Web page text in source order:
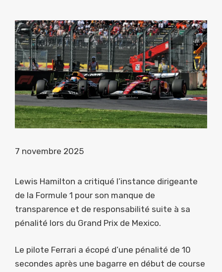
7 novembre 2025
Lewis Hamilton a critiqué l’instance dirigeante
de la Formule 1 pour son manque de
transparence et de responsabilité suite à sa
pénalité lors du Grand Prix de Mexico.
Le pilote Ferrari a écopé d’une pénalité de 10
secondes après une bagarre en début de course